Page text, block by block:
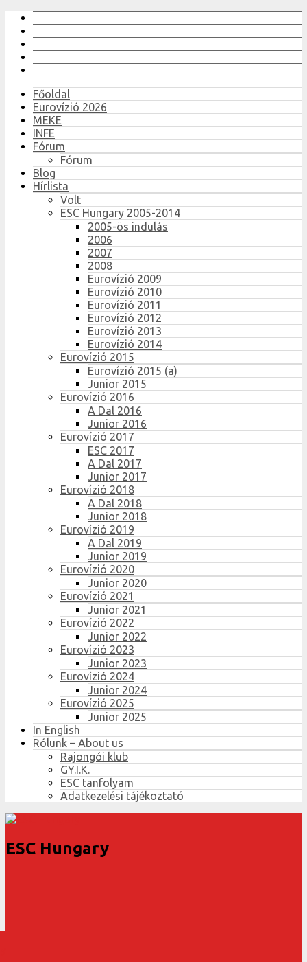
Főoldal
Eurovízió 2026
MEKE
INFE
Fórum
Fórum
Blog
Hírlista
Volt
ESC Hungary 2005-2014
2005-ös indulás
2006
2007
2008
Eurovízió 2009
Eurovízió 2010
Eurovízió 2011
Eurovízió 2012
Eurovízió 2013
Eurovízió 2014
Eurovízió 2015
Eurovízió 2015 (a)
Junior 2015
Eurovízió 2016
A Dal 2016
Junior 2016
Eurovízió 2017
ESC 2017
A Dal 2017
Junior 2017
Eurovízió 2018
A Dal 2018
Junior 2018
Eurovízió 2019
A Dal 2019
Junior 2019
Eurovízió 2020
Junior 2020
Eurovízió 2021
Junior 2021
Eurovízió 2022
Junior 2022
Eurovízió 2023
Junior 2023
Eurovízió 2024
Junior 2024
Eurovízió 2025
Junior 2025
In English
Rólunk – About us
Rajongói klub
GY.I.K.
ESC tanfolyam
Adatkezelési tájékoztató
ESC Hungary